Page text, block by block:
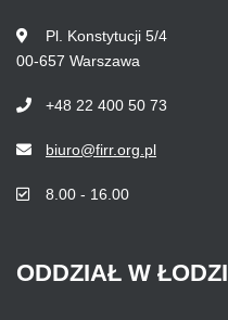
Pl. Konstytucji 5/4
00-657 Warszawa
+48 22 400 50 73
biuro@firr.org.pl
8.00 - 16.00
ODDZIAŁ W ŁODZI